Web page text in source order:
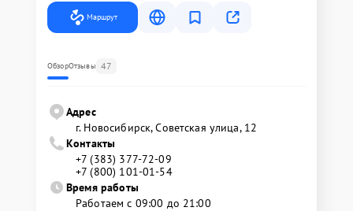
Маршрут
ОбзорОтзывы 47
Адрес
г. Новосибирск, Советская улица, 12
Контакты
+7 (383) 377-72-09
+7 (800) 101-01-54
Время работы
Работаем с 09:00 до 21:00